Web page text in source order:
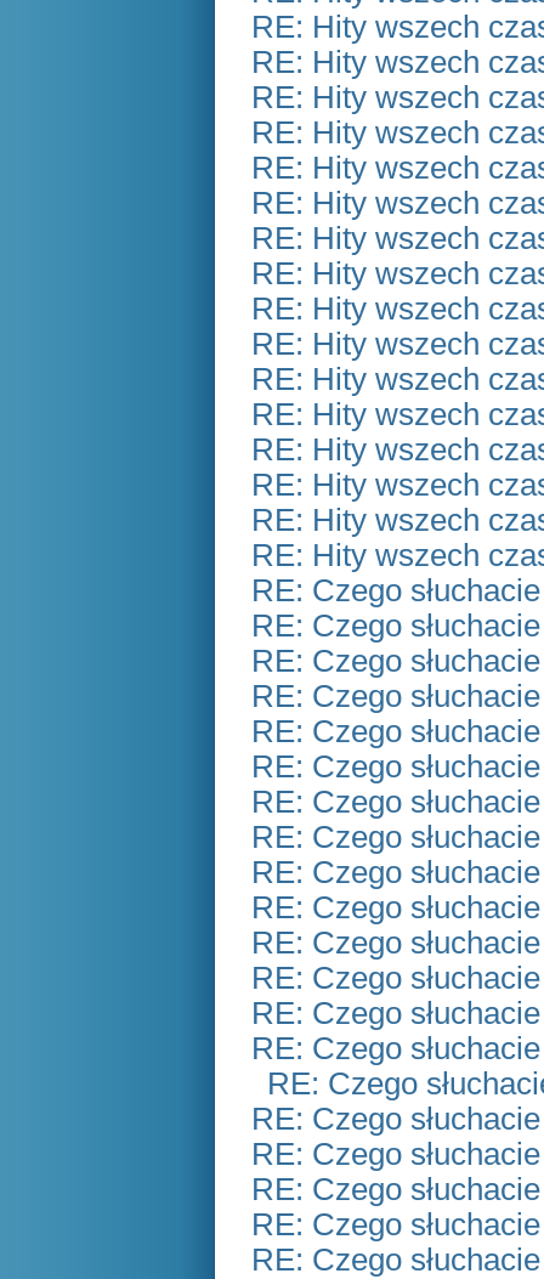
RE: Hity wszech
RE: Hity wszech
RE: Hity wszech
RE: Hity wszech
RE: Hity wszech
RE: Hity wszech
RE: Hity wszech
RE: Hity wszech
RE: Hity wszech
RE: Hity wszech
RE: Hity wszech
RE: Hity wszech
RE: Hity wszech
RE: Hity wszech
RE: Hity wszech
RE: Hity wszech
RE: Czego
RE: Czego
RE: Czego
RE: Czego
RE: Czego
RE: Czego
RE: Czego
RE: Czego
RE: Czego
RE: Czego
RE: Czego
RE: Czego
RE: Czego
RE: Czego
RE: Czego
RE: Czego
RE: Czego
RE: Czego
RE: Czego
RE: Czego